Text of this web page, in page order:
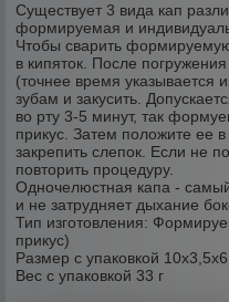
Существует 3 вида кап
формируемая и
Чтобы сварить
в кипяток. После
(точнее время указывается
зубам и закусить.
во рту 3-5 минут, так
прикус. Затем положите ее
закрепить слепок. Если не
повторить процедуру.
Одночелюстная капа -
и не затрудняет дыхание
Тип изготовления:
прикус)
Размер с упаковкой
Вес с упаковкой 33 г